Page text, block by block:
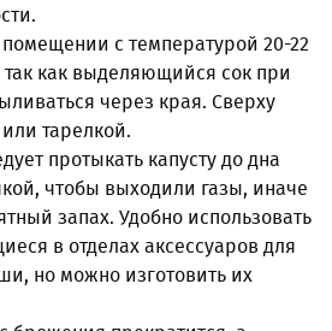
помещении с температурой 20-22
как выделяющийся сок при
через края. Сверху
тарелкой.
протыкать капусту до дна
чтобы выходили газы, иначе
запах. Удобно использовать
в отделах аксессуаров для
но можно изготовить их